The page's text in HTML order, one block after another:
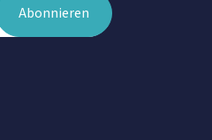
Abonnieren